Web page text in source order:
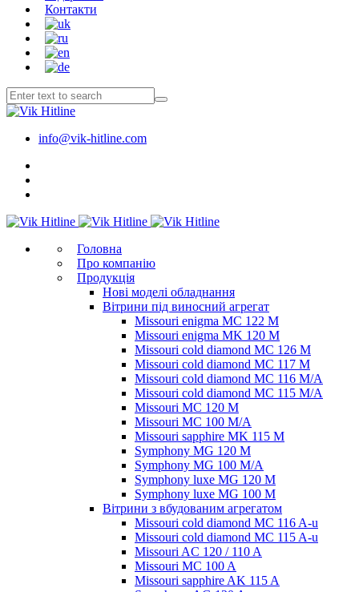
Контакти
info@vik-hitline.com
Головна
Про компанію
Продукція
Нові моделі обладнання
Вітрини під виносний агрегат
Missouri enigma MC 122 M
Missouri enigma MK 120 M
Missouri cold diamond MC 126 M
Missouri cold diamond MC 117 M
Missouri cold diamond MC 116 M/A
Missouri cold diamond MC 115 M/A
Missouri MC 120 M
Missouri MC 100 M/A
Missouri sapphire MK 115 M
Symphony MG 120 M
Symphony MG 100 M/А
Symphony luxe MG 120 M
Symphony luxe MG 100 M
Вітрини з вбудованим агрегатом
Missouri cold diamond MC 116 A-u
Missouri cold diamond MC 115 A-u
Missouri AC 120 / 110 A
Missouri MC 100 A
Missouri sapphire AK 115 A